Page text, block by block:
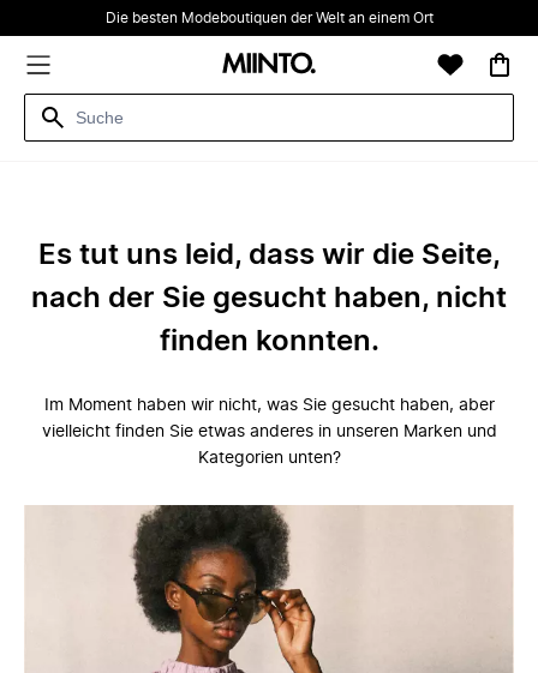
Die besten Modeboutiquen der Welt an einem Ort
Es tut uns leid, dass wir die Seite,
nach der Sie gesucht haben, nicht
finden konnten.
Im Moment haben wir nicht, was Sie gesucht haben, aber
vielleicht finden Sie etwas anderes in unseren Marken und
Kategorien unten?